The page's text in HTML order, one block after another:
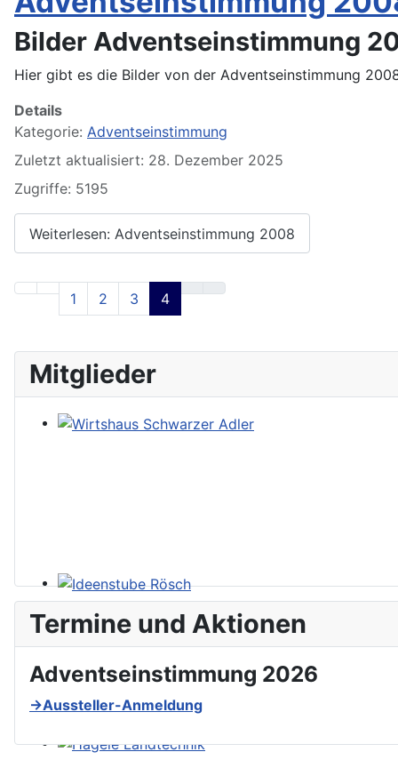
Bilder Adventseinstimmung
Hier gibt es die Bilder von der Adventseinstimmung
Details
Kategorie: Adventseinstimmung
Zuletzt aktualisiert: 28. Dezember 2025
Zugriffe: 5195
Weiterlesen: Adventseinstimmung 2008
1 2 3 4
Mitglieder
Termine und Aktionen
Adventseinstimmung 2026
→Aussteller-Anmeldung